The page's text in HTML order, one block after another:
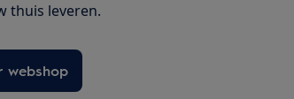
thuis leveren.
webshop